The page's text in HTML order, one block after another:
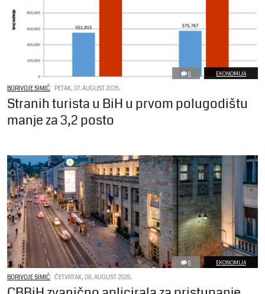
0 EKONOMIJA
BORIVOJE SIMIĆ PETAK, 07. AUGUST 2026.
Stranih turista u BiH u prvom polugodištu
manje za 3,2 posto
0 EKONOMIJA
BORIVOJE SIMIĆ ČETVRTAK, 06. AUGUST 2026.